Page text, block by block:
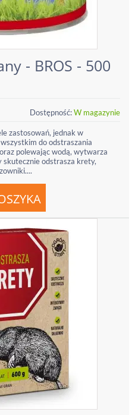
- BROS - 500
Dostępność:W magazynie
zastosowań, jednak w
do odstraszania
polewając wodą, wytwarza
skutecznie odstrasza krety,